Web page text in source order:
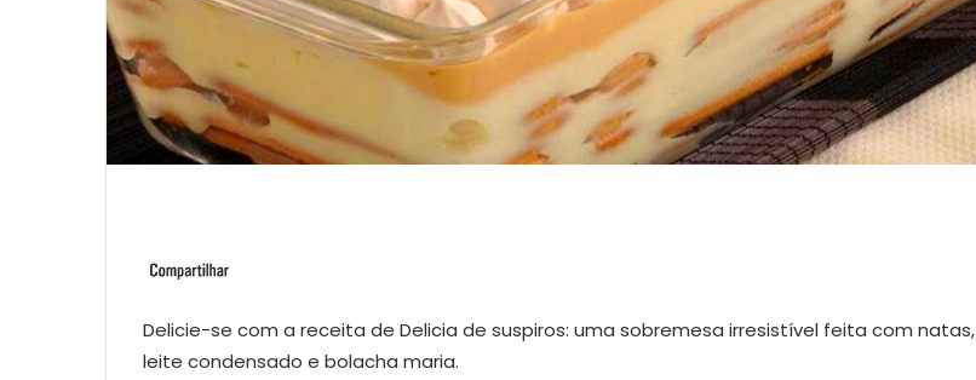
Delicie-se com a receita de Delicia de suspiros: uma sobremesa irresistível feita com natas,
leite condensado e bolacha maria.